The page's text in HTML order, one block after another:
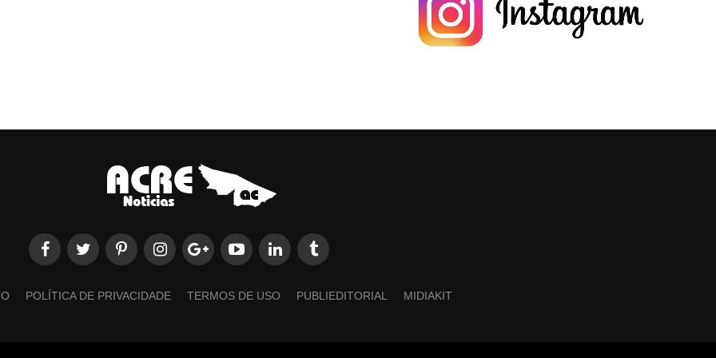
POLÍTICA DE PRIVACIDADE TERMOS DE USO PUBLIEDITORIAL MIDIAKIT